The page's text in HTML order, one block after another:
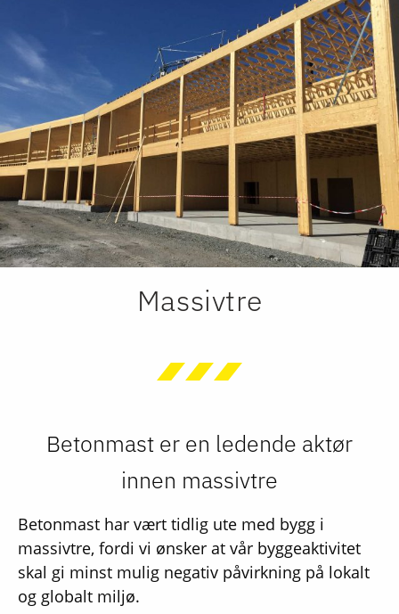
Massivtre
Betonmast er en ledende aktør
innen massivtre
Betonmast har vært tidlig ute med bygg i
massivtre, fordi vi ønsker at vår byggeaktivitet
skal gi minst mulig negativ påvirkning på lokalt
og globalt miljø.